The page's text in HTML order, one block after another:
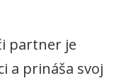
partner je
a prináša svoj